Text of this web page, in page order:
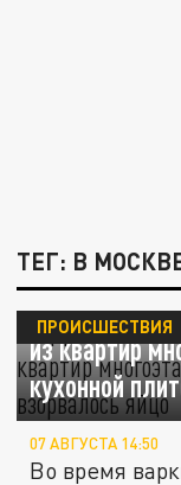
ТЕГ: В
Эффект, как
из квартир
кухонной
ПРОИСШЕСТВИЯ
07 АВГУСТА 14:50
Во время